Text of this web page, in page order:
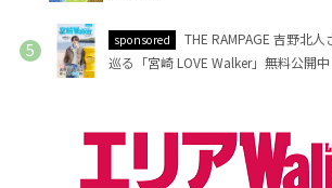
sponsored
THE RAMPAGE 吉野北
巡る「宮崎 LOVE Walker」無料公開中